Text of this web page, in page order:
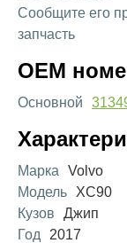
Сообщите его
запчасть
OEM
Основной
Марка
Volvo
Модель
XC90
Кузов
Джип
Год
2017